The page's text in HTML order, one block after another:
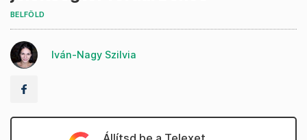
BELFÖLD
Iván-Nagy Szilvia